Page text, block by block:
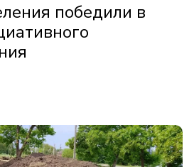
победили в